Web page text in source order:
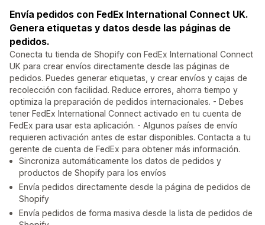
Envía pedidos con FedEx International Connect UK.
Genera etiquetas y datos desde las páginas de
pedidos.
Conecta tu tienda de Shopify con FedEx International Connect
UK para crear envíos directamente desde las páginas de
pedidos. Puedes generar etiquetas, y crear envíos y cajas de
recolección con facilidad. Reduce errores, ahorra tiempo y
optimiza la preparación de pedidos internacionales. - Debes
tener FedEx International Connect activado en tu cuenta de
FedEx para usar esta aplicación. - Algunos países de envío
requieren activación antes de estar disponibles. Contacta a tu
gerente de cuenta de FedEx para obtener más información.
Sincroniza automáticamente los datos de pedidos y
productos de Shopify para los envíos
Envía pedidos directamente desde la página de pedidos de
Shopify
Envía pedidos de forma masiva desde la lista de pedidos de